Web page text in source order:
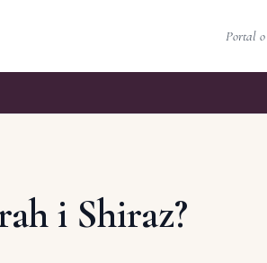
Portal
i Shiraz?